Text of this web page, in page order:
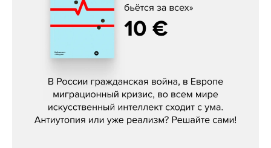
Константин Зарубин, «Наше сердце